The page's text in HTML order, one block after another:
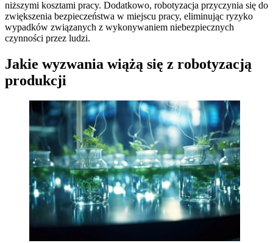
niższymi kosztami pracy. Dodatkowo, robotyzacja przyczynia się do
zwiększenia bezpieczeństwa w miejscu pracy, eliminując ryzyko
wypadków związanych z wykonywaniem niebezpiecznych
czynności przez ludzi.
Jakie wyzwania wiążą się z robotyzacją
produkcji